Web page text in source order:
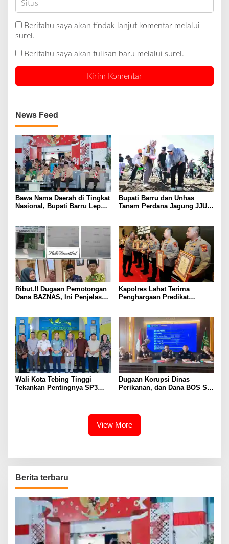
Beritahu saya akan tindak lanjut komentar melalui
surel.
Beritahu saya akan tulisan baru melalui surel.
News Feed
Bawa Nama Daerah di Tingkat
Nasional, Bupati Barru Lepas
Bupati Barru dan Unhas
Tanam Perdana Jagung JJUH,
Ribut.!! Dugaan Pemotongan
Dana BAZNAS, Ini Penjelasan
Kapolres Lahat Terima
Penghargaan Predikat
Wali Kota Tebing Tinggi
Tekankan Pentingnya SP3
Dugaan Korupsi Dinas
Perikanan, dan Dana BOS SD
View More
Berita terbaru